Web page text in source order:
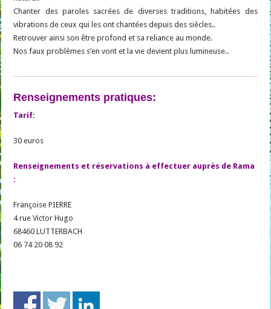
Chanter des paroles sacrées de diverses traditions, habitées des
vibrations de ceux qui les ont chantées depuis des siècles..
Retrouver ainsi son être profond et sa reliance au monde.
Nos faux problèmes s’en vont et la vie devient plus lumineuse..
Renseignements pratiques:
Tarif:
30 euros
Renseignements et réservations à effectuer auprès de Rama
:
Françoise PIERRE
4 rue Victor Hugo
68460 LUTTERBACH
06 74 20 08 92